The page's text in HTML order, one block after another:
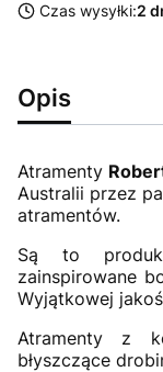
Czas wysyłki:2
Opis
Atramenty
Australii przez
atramentów.
Są to
zainspirowane
Wyjątkowej
Atramenty z
błyszczące